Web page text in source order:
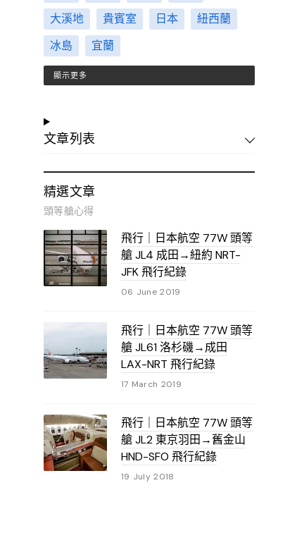
大溪地
貴賓室 日本
紐西蘭
冰島
宜蘭
顯示更多
文章列表
精選文章
頭等艙心得
飛行｜日本航空 77W 頭等
艙 JL4 成田→紐約 NRT-
JFK 飛行紀錄
06 June 2019
飛行｜日本航空 77W 頭等
艙 JL61 洛杉磯→成田
LAX-NRT 飛行紀錄
17 March 2019
飛行｜日本航空 77W 頭等
艙 JL2 東京羽田→舊金山
HND-SFO 飛行紀錄
19 July 2018